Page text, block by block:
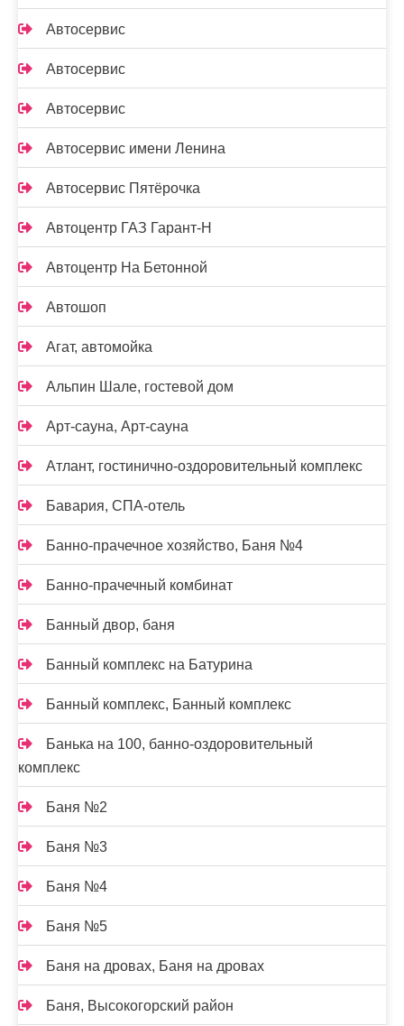
Автосервис
Автосервис
Автосервис
Автосервис имени Ленина
Автосервис Пятёрочка
Автоцентр ГАЗ Гарант-Н
Автоцентр На Бетонной
Автошоп
Агат, автомойка
Альпин Шале, гостевой дом
Арт-сауна, Арт-сауна
Атлант, гостинично-оздоровительный комплекс
Бавария, СПА-отель
Банно-прачечное хозяйство, Баня №4
Банно-прачечный комбинат
Банный двор, баня
Банный комплекс на Батурина
Банный комплекс, Банный комплекс
Банька на 100, банно-оздоровительный
комплекс
Баня №2
Баня №3
Баня №4
Баня №5
Баня на дровах, Баня на дровах
Баня, Высокогорский район